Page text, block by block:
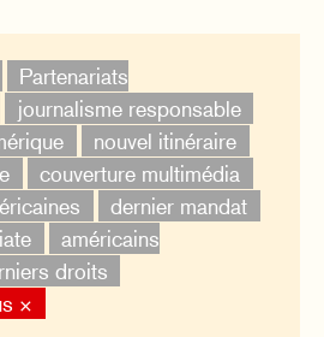
Partenariats
journalisme responsable
nouvel itinéraire
couverture multimédia
dernier mandat
américains
droits
×